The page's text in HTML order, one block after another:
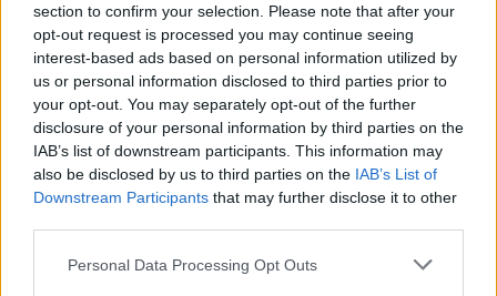
section to confirm your selection. Please note that after your
opt-out request is processed you may continue seeing
interest-based ads based on personal information utilized by
us or personal information disclosed to third parties prior to
your opt-out. You may separately opt-out of the further
disclosure of your personal information by third parties on the
IAB’s list of downstream participants. This information may
also be disclosed by us to third parties on the IAB’s List of
Downstream Participants that may further disclose it to other
Please note that this website/app uses one or more Google
Personal Data Processing Opt Outs
Puoi effettuare l'accesso andando nella
sezioneLogindal menù del sito o
cliccandoqui
TEMI: Droga Cagliari
Eroina Cagliari
Guardia Di Finanza Di Cagliari
Hashish Cagliari
Marijuana Cagliari
Spaccio Cagliari
Notizie in tempo reale?